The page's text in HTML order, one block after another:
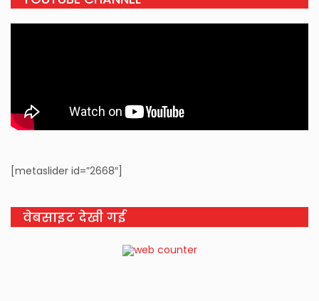
[metaslider id=”2668″]
वेबसाइट देखी गई